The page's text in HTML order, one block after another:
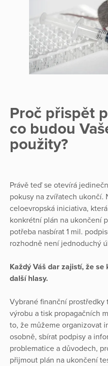
Proč přispět
co budou
použity?
Právě teď se otevírá
pokusy na zvířatech ukončí.
celoevropská iniciativa,
konkrétní plán na ukončení
potřeba nasbírat 1 mil.
rozhodně není jednoduchý
Každý Váš dar zajistí, že
další hlasy.
Vybrané finanční
výrobu a tisk propagačních
to, že můžeme organizovat
osobně, sbírat podpisy a
problematice a důvodech,
přijmout plán na ukončení